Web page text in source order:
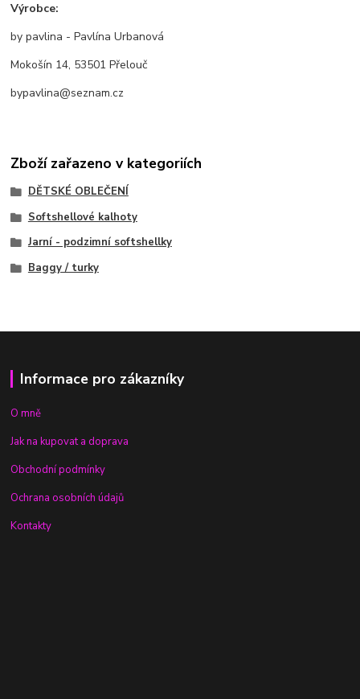
Výrobce:
by pavlina - Pavlína Urbanová
Mokošín 14, 53501 Přelouč
bypavlina@seznam.cz
Zboží zařazeno v kategoriích
DĚTSKÉ OBLEČENÍ
Softshellové kalhoty
Jarní - podzimní softshellky
Baggy / turky
Informace pro zákazníky
O mně
Jak na kupovat a doprava
Obchodní podmínky
Ochrana osobních údajů
Kontakty